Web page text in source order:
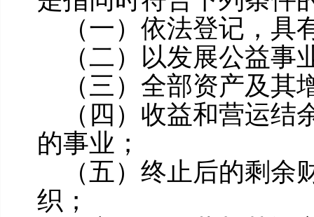
（一）依法登记，具
（二）以发展公益
（三）全部资产及
（四）收益和营运
的事业；
（五）终止后的剩
织；